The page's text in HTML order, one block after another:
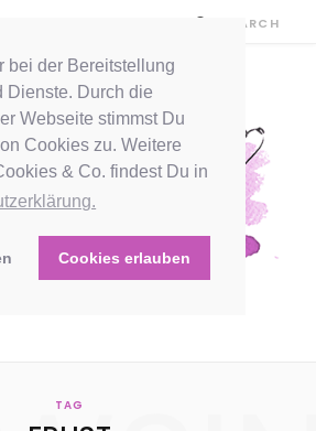
bei der Bereitstellung
Dienste. Durch die
Webseite stimmst Du
Cookies zu. Weitere
& Co. findest Du in
Cookies erlauben
TAG